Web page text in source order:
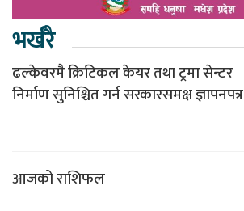
भर्खरै
ढल्केवरमै क्रिटिकल केयर तथा ट्रमा सेन्टर
निर्माण सुनिश्चित गर्न सरकारसमक्ष ज्ञापनपत्र
आजको राशिफल